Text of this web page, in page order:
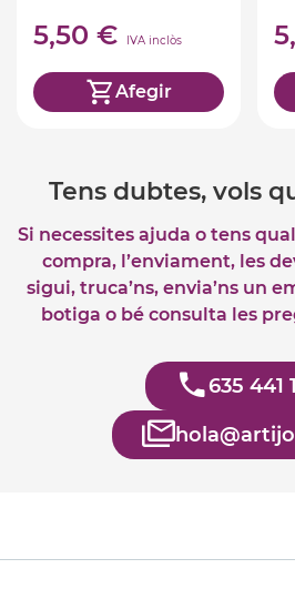
5,50 € IVA inclòs
Afegir
Tens dubtes, vols
Si necessites ajuda o tens
compra, l’enviament, les
sigui, truca’ns, envia’ns un
botiga o bé consulta les
635 441